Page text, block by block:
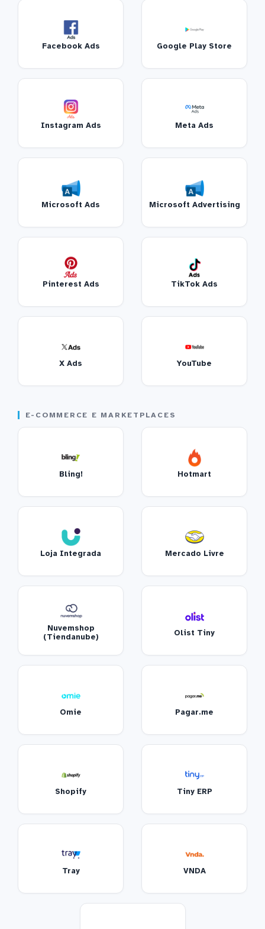
Facebook Ads Google Play Store
Instagram Ads Meta Ads
Microsoft Ads Microsoft Advertising
Pinterest Ads TikTok Ads
X Ads YouTube
E-COMMERCE E MARKETPLACES
Bling! Hotmart
Loja Integrada Mercado Livre
Nuvemshop
(Tiendanube)
Olist Tiny
Omie Pagar.me
Shopify Tiny ERP
Tray VNDA